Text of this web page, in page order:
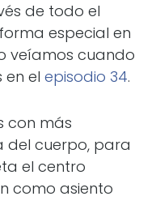
de todo el
especial en
veíamos cuando
en elepisodio 34.
con más
del cuerpo, para
el centro
como asiento